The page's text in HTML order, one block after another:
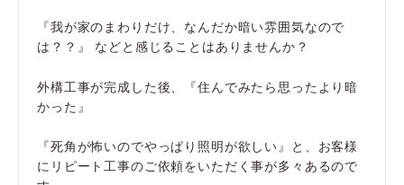
『我が家のまわりだけ、なんだか暗い雰囲気なので
は？？』 などと感じることはありませんか？
外構工事が完成した後、『住んでみたら思ったより暗
かった』
『死角が怖いのでやっぱり照明が欲しい』と、お客様
にリピート工事のご依頼をいただく事が多々あるので